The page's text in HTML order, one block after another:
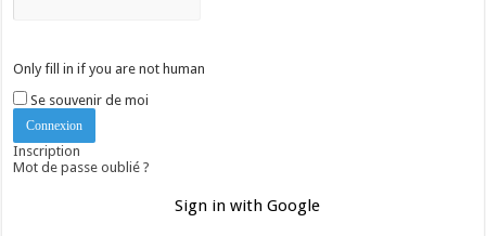
Only fill in if you are not human
Se souvenir de moi
Inscription
Mot de passe oublié ?
Sign in with Google